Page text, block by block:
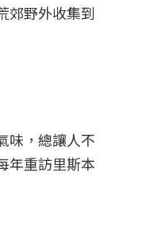
郊野外收集到
味，總讓人不
年重訪里斯本